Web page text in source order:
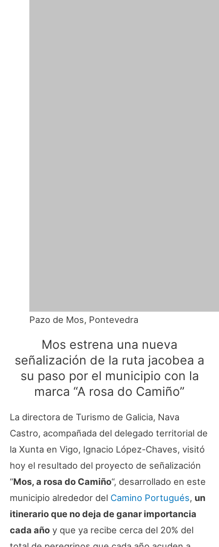
Pazo de Mos, Pontevedra
Mos estrena una nueva
señalización de la ruta jacobea a
su paso por el municipio con la
marca “A rosa do Camiño”
La directora de Turismo de Galicia, Nava
Castro, acompañada del delegado territorial de
la Xunta en Vigo, Ignacio López-Chaves, visitó
hoy el resultado del proyecto de señalización
“Mos, a rosa do Camiño“, desarrollado en este
municipio alrededor del Camino Portugués, un
itinerario que no deja de ganar importancia
cada año y que ya recibe cerca del 20% del